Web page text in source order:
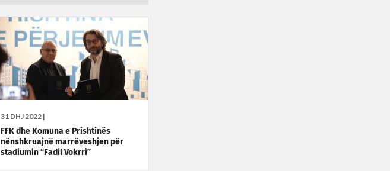
31 DHJ 2022 |
FFK dhe Komuna e Prishtinës
nënshkruajnë marrëveshjen për
stadiumin “Fadil Vokrri”